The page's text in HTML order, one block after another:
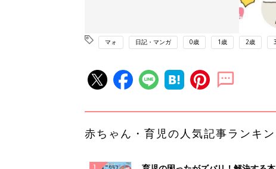
マォ 日記・マンガ 0歳 1歳 2歳
赤ちゃん・育児の人気記事ランキ